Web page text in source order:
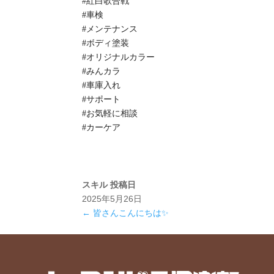
#車検
#メンテナンス
#ボディ塗装
#オリジナルカラー
#みんカラ
#車庫入れ
#サポート
#お気軽に相談
#カーケア
スキル 投稿日
2025年5月26日
← 皆さんこんにちは✨